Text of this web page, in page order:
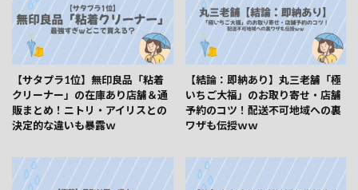
【サタプラ1位】無印良品「粘着
クリーナー」の在庫あり店舗＆通
販まとめ！ニトリ・アイリスとの
決定的な違いも暴露ｗ
【結論：即納あり】丸三老舗「極
いちご大福」のお取り寄せ・店舗
予約のコツ！配送不可地域への裏
ワザも伝授ｗｗ